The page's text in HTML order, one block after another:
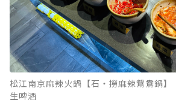
松江南京麻辣火鍋【石‧撈麻辣鴛鴦鍋】
生啤酒